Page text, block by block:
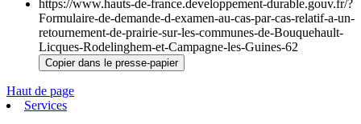
https://www.hauts-de-france.developpement-durable.gouv.fr/?
Formulaire-de-demande-d-examen-au-cas-par-cas-relatif-a-un-
retournement-de-prairie-sur-les-communes-de-Bouquehault-
Licques-Rodelinghem-et-Campagne-les-Guines-62
Copier dans le presse-papier
Haut de page
Services